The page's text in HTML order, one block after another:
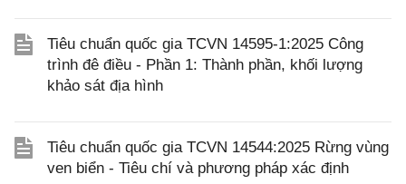
Tiêu chuẩn quốc gia TCVN 14595-1:2025 Công
trình đê điều - Phần 1: Thành phần, khối lượng
khảo sát địa hình
Tiêu chuẩn quốc gia TCVN 14544:2025 Rừng vùng
ven biển - Tiêu chí và phương pháp xác định